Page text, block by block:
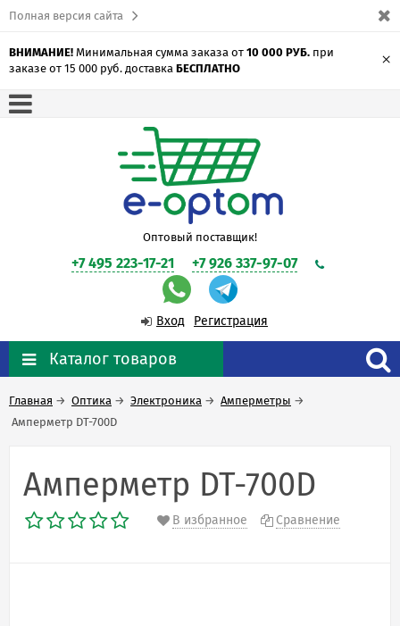
Полная версия сайта
ВНИМАНИЕ! Минимальная сумма заказа от 10 000 РУБ. при
заказе от 15 000 руб. доставка БЕСПЛАТНО ×
Оптовый поставщик!
+7 495 223-17-21 +7 926 337-97-07
Вход Регистрация
Каталог товаров
Главная → Оптика → Электроника → Амперметры →
Амперметр DT-700D
Амперметр DT-700D
В избранное Сравнение